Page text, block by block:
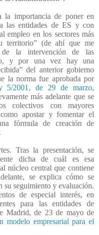
la importancia de poner en
las entidades de ES y con
empleo en los sectores más
territorio” (de ahí que me
de la intervención de las
y por una vez hay una
del anterior gobierno
la norma fue aprobada por
5/2001, de 29 de marzo,
más adelante que se
colectivos con mayores
apostar y fomentar el
fórmula de creación de
Tras la presentación, se
dicha de cuál es esa
núcleo central que contiene
se explica cómo se
su seguimiento y evaluación.
de especial interés, en
para las entidades de
Madrid, de 23 de mayo de
modelo empresarial para el